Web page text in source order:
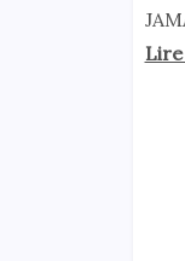
Lire